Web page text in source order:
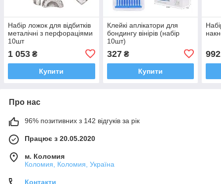
Набір ложок для відбитків
металічні з перфораціями
10шт
1 053 ₴
Купити
Клейкі аплікатори для
бондингу вінірів (набір
10шт)
327₴
Купити
992
Про нас
96% позитивних з 142 відгуків за рік
Працює з 20.05.2020
м. Коломия
Коломия, Коломия, Україна
Контакти